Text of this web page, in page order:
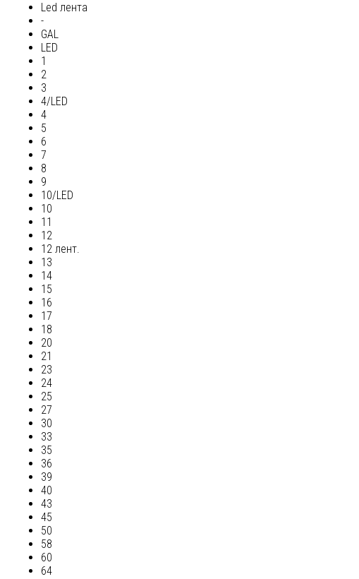
Led лента
-
GAL
LED
1
2
3
4/LED
4
5
6
7
8
9
10/LED
10
11
12
12 лент.
13
14
15
16
17
18
20
21
23
24
25
27
30
33
35
36
39
40
43
45
50
58
60
64